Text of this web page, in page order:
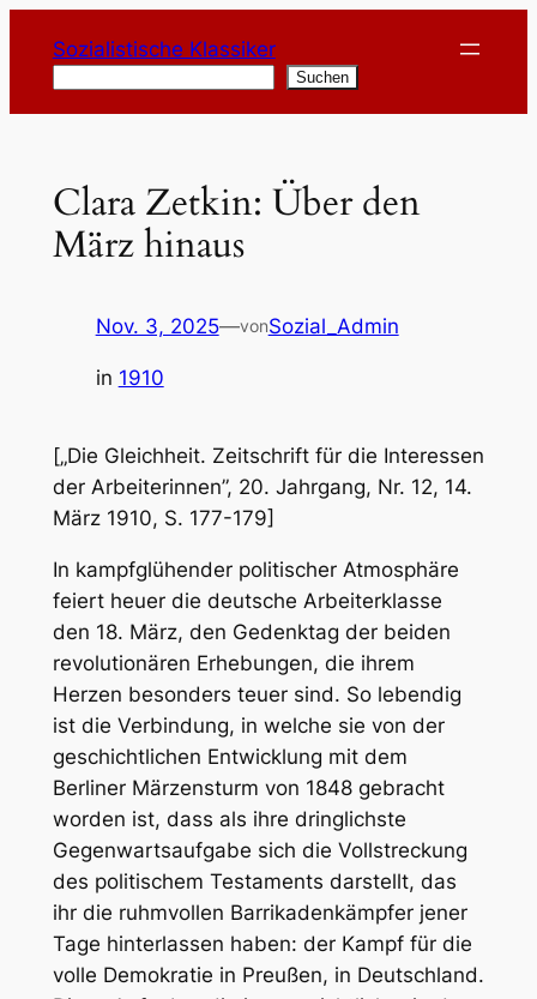
Inhalt
springen
Sozialistische Klassiker
Suchen
Clara Zetkin: Über den
März hinaus
Nov. 3, 2025—vonSozial_Admin
in 1910
[„Die Gleichheit. Zeitschrift für die Interessen
der Arbeiterinnen”, 20. Jahrgang, Nr. 12, 14.
März 1910, S. 177-179]
In kampfglühender politischer Atmosphäre
feiert heuer die deutsche Arbeiterklasse
den 18. März, den Gedenktag der beiden
revolutionären Erhebungen, die ihrem
Herzen besonders teuer sind. So lebendig
ist die Verbindung, in welche sie von der
geschichtlichen Entwicklung mit dem
Berliner Märzensturm von 1848 gebracht
worden ist, dass als ihre dringlichste
Gegenwartsaufgabe sich die Vollstreckung
des politischem Testaments darstellt, das
ihr die ruhmvollen Barrikadenkämpfer jener
Tage hinterlassen haben: der Kampf für die
volle Demokratie in Preußen, in Deutschland.